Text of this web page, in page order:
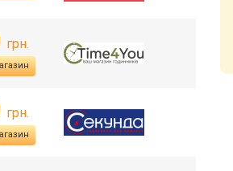
грн.
грн.